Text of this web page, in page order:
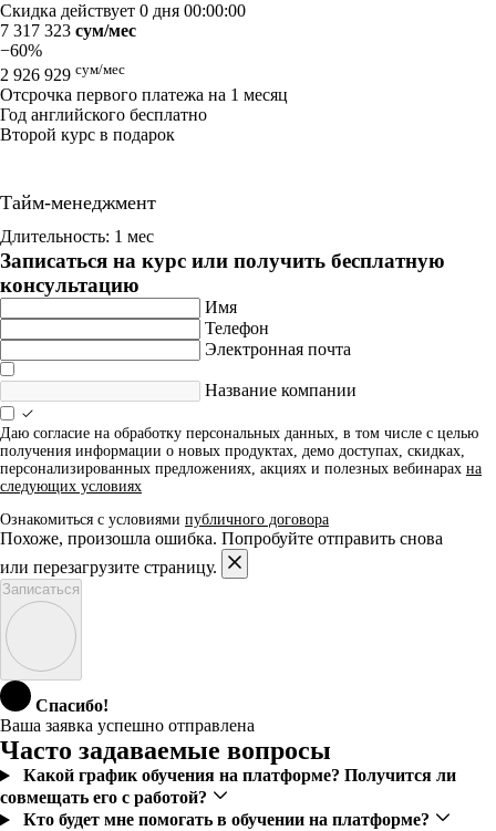
Скидка действует 0 дня 00:00:00
7 317 323 сум/мес
−60%
2 926 929 сум/мес
Отсрочка первого платежа на 1 месяц
Год английского бесплатно
Второй курс в подарок
Тайм-менеджмент
Длительность: 1 мес
Записаться на курс или получить бесплатную
консультацию
Имя
Телефон
Электронная почта
Название компании
Даю согласие на обработку персональных данных, в том числе с целью
получения информации о новых продуктах, демо доступах, скидках,
персонализированных предложениях, акциях и полезных вебинарах на
следующих условиях
Ознакомиться с условиями публичного договора
Похоже, произошла ошибка. Попробуйте отправить снова
или перезагрузите страницу.
Записаться
Спасибо!
Ваша заявка успешно отправлена
Часто задаваемые вопросы
Какой график обучения на платформе? Получится ли
совмещать его с работой?
Кто будет мне помогать в обучении на платформе?